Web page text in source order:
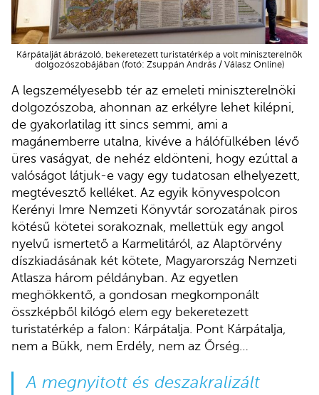
Kárpátalját ábrázoló, bekeretezett turistatérkép a volt miniszterelnök
dolgozószobájában (fotó: Zsuppán András / Válasz Online)
A legszemélyesebb tér az emeleti miniszterelnöki
dolgozószoba, ahonnan az erkélyre lehet kilépni,
de gyakorlatilag itt sincs semmi, ami a
magánemberre utalna, kivéve a hálófülkében lévő
üres vaságyat, de nehéz eldönteni, hogy ezúttal a
valóságot látjuk-e vagy egy tudatosan elhelyezett,
megtévesztő kelléket. Az egyik könyvespolcon
Kerényi Imre Nemzeti Könyvtár sorozatának piros
kötésű kötetei sorakoznak, mellettük egy angol
nyelvű ismertető a Karmelitáról, az Alaptörvény
díszkiadásának két kötete, Magyarország Nemzeti
Atlasza három példányban. Az egyetlen
meghökkentő, a gondosan megkomponált
összképből kilógó elem egy bekeretezett
turistatérkép a falon: Kárpátalja. Pont Kárpátalja,
nem a Bükk, nem Erdély, nem az Őrség…
A megnyitott és deszakralizált